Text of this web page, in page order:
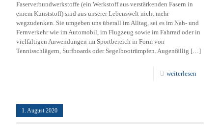
Faserverbundwerkstoffe (ein Werkstoff aus verstärkenden Fasern in
einem Kunststoff) sind aus unserer Lebenswelt nicht mehr
wegzudenken. Sie umgeben uns überall im Alltag, sei es im Nah- und
Fernverkehr wie im Automobil, im Flugzeug sowie im Fahrrad oder in
vielfältigen Anwendungen im Sportbereich in Form von
Tennisschlägern, Surfboards oder Segelbootrümpfen. Augenfällig […]
weiterlesen
1. August 2020